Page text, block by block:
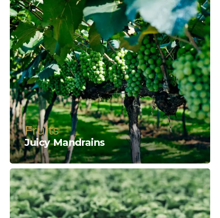
Fruits
Juicy Mandrains